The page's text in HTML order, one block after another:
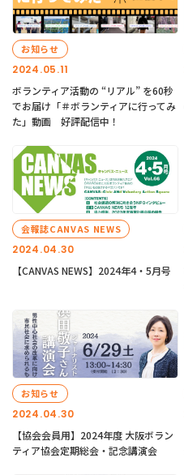
2024.05.11
お知らせ
ボランティア活動の “リアル” を60秒
でお届け「＃ボランティアに行ってみ
た」動画 好評配信中！
2024.04.30
会報誌CANVAS NEWS
【CANVAS NEWS】2024年4・5月号
2024.04.30
お知らせ
【協会会員用】2024年度 大阪ボラン
ティア協会定期総会・記念講演会